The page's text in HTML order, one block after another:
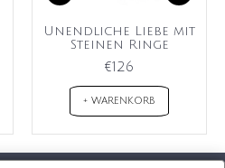
Unendliche Liebe mit
Steinen Ringe
€126
+ WARENKORB